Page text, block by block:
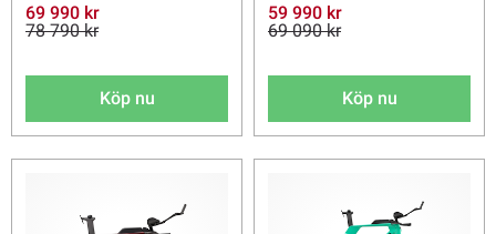
69 990 kr
78 790 kr
Köp nu
59 990 kr
69 090 kr
Köp nu